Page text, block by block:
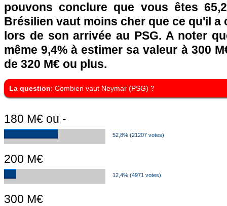
pouvons conclure que vous êtes
Brésilien vaut moins cher que ce qu'il a
lors de son arrivée au PSG. A noter
même 9,4% à estimer sa valeur à 300
de 320 M€ ou plus.
La question: Combien vaut Neymar (PSG) ?
180 M€ ou -
52,8% (21207 votes)
200 M€
12,4% (4971 votes)
300 M€